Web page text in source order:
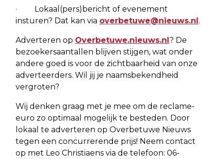
· Lokaal(pers)bericht of evenement
insturen? Dat kan via overbetuwe@nieuws.nl.
Adverteren op Overbetuwe.nieuws.nl? De
bezoekersaantallen blijven stijgen, wat onder
andere goed is voor de zichtbaarheid van onze
adverteerders. Wil jij je naamsbekendheid
vergroten?
Wij denken graag met je mee om de reclame-
euro zo optimaal mogelijk te besteden. Door
lokaal te adverteren op Overbetuwe Nieuws
tegen een concurrerende prijs! Neem contact
op met Leo Christiaens via de telefoon: 06-